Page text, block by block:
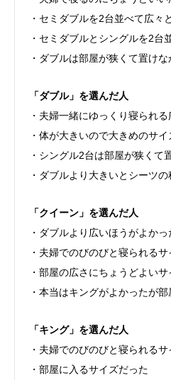
・セミダブルを2台並べて広々
・セミダブルとシングルを2台
・ダブルは部屋が狭くて置けな
「ダブル」を選んだ人
・夫婦一緒にゆっくり寝られる
・体が大きいので大きめのサ
・シングル2台は部屋が狭くて
・ダブルより大きいとシーツ
「クイーン」を選んだ人
・ダブルより広いほうがよかっ
・夫婦でのびのびと寝られるサ
・部屋の広さにちょうどよいサ
・本当はキングがよかったが
「キング」を選んだ人
・夫婦でのびのびと寝られるサ
・部屋に入るサイズだった